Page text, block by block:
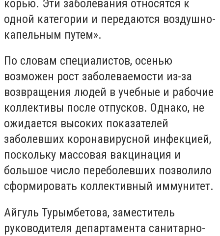
корью. Эти заболевания относятся к
одной категории и передаются воздушно-
капельным путем».
По словам специалистов, осенью
возможен рост заболеваемости из-за
возвращения людей в учебные и рабочие
коллективы после отпусков. Однако, не
ожидается высоких показателей
заболевших коронавирусной инфекцией,
поскольку массовая вакцинация и
большое число переболевших позволило
сформировать коллективный иммунитет.
Айгуль Турымбетова, заместитель
руководителя департамента санитарно-